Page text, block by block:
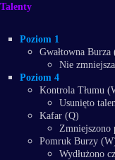
Talenty
Poziom 1
Gwałtowna Burza
Nie
Poziom 4
Kontrola Tłumu
Usunięto
Kafar (Q)
Zmniejszono
Pomruk Burzy
Wydłużono